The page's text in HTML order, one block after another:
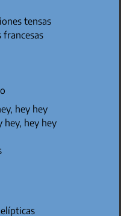
tensas
hey hey
hey, hey hey